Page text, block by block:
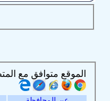
الموقع متوافق مع المتصفحات التالية :